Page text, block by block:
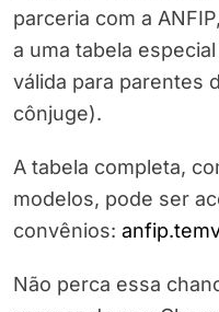
parceria com a
a uma tabela
válida para parentes
cônjuge).
A tabela completa,
modelos, pode ser
convênios:
Não perca essa